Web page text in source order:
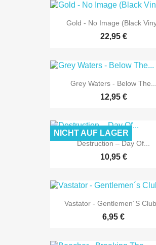
Gold - No Image (Black
22,95 €
Grey Waters - Below The...
12,95 €
Destruction – Day Of...
10,95 €
NICHT AUF LAGER
Vastator - Gentlemen´s
6,95 €